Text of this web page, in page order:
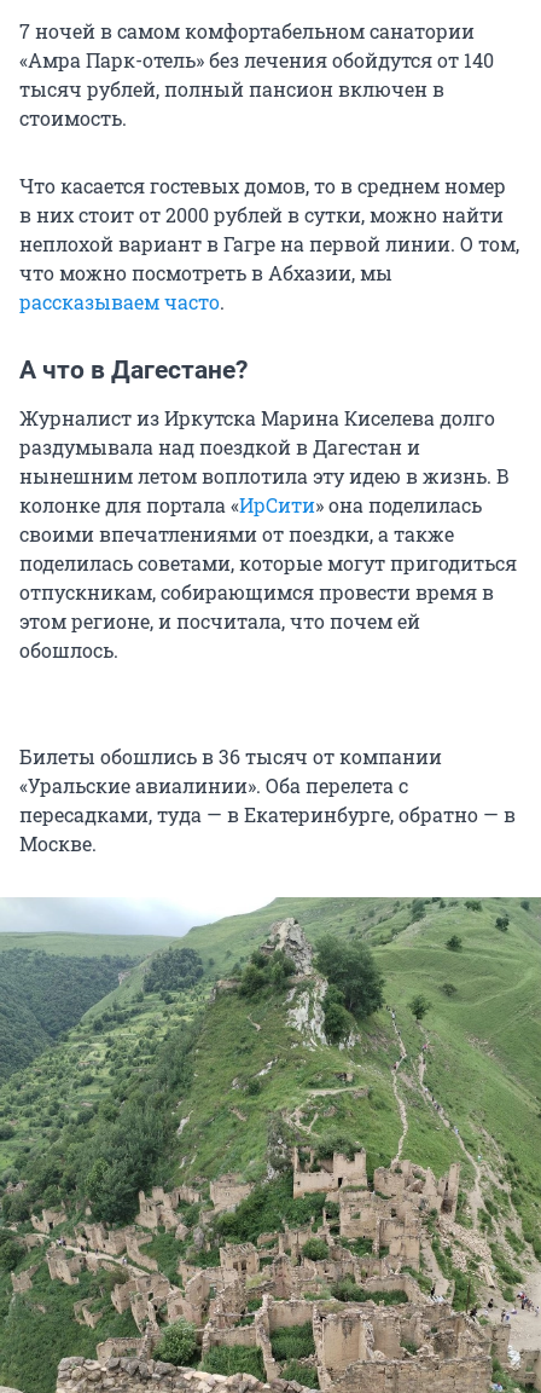
7 ночей в самом комфортабельном санатории
«Амра Парк-отель» без лечения обойдутся от 140
тысяч рублей, полный пансион включен в
стоимость.
Что касается гостевых домов, то в среднем номер
в них стоит от 2000 рублей в сутки, можно найти
неплохой вариант в Гагре на первой линии. О том,
что можно посмотреть в Абхазии, мы
рассказываем часто.
А что в Дагестане?
Журналист из Иркутска Марина Киселева долго
раздумывала над поездкой в Дагестан и
нынешним летом воплотила эту идею в жизнь. В
колонке для портала «ИрСити» она поделилась
своими впечатлениями от поездки, а также
поделилась советами, которые могут пригодиться
отпускникам, собирающимся провести время в
этом регионе, и посчитала, что почем ей
обошлось.
Билеты обошлись в 36 тысяч от компании
«Уральские авиалинии». Оба перелета с
пересадками, туда — в Екатеринбурге, обратно — в
Москве.